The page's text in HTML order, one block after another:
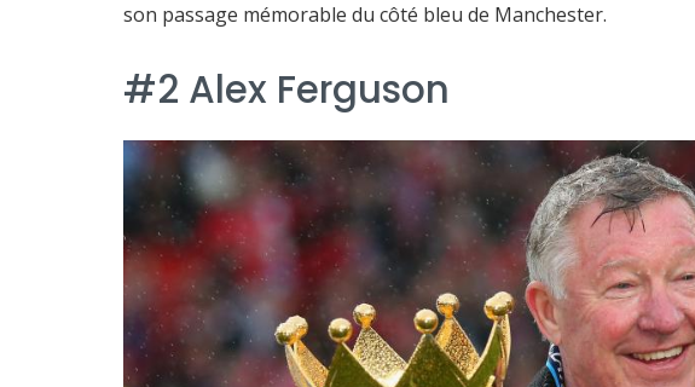
son passage mémorable du côté bleu de Manchester.
#2 Alex Ferguson